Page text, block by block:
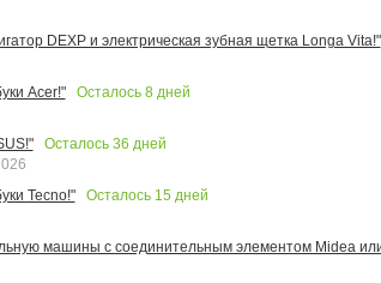
DEXP и электрическая зубная щетка Longa Vita!"
Acer!" Осталось 8дней
Осталось 36 дней
Tecno!"
Осталось 15 дней
машины с соединительным элементом Midea